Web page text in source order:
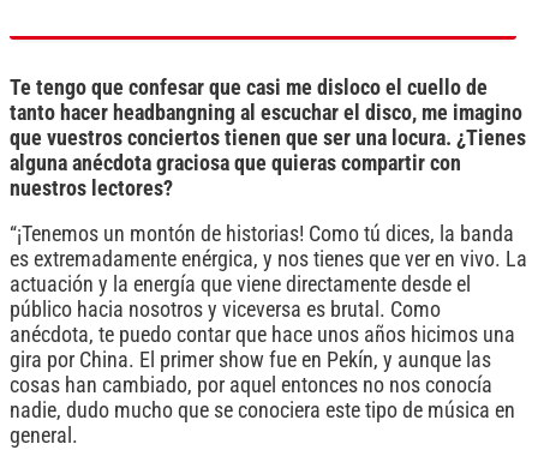
Te tengo que confesar que casi me disloco el cuello de
tanto hacer headbangning al escuchar el disco, me imagino
que vuestros conciertos tienen que ser una locura. ¿Tienes
alguna anécdota graciosa que quieras compartir con
nuestros lectores?
“¡Tenemos un montón de historias! Como tú dices, la banda
es extremadamente enérgica, y nos tienes que ver en vivo. La
actuación y la energía que viene directamente desde el
público hacia nosotros y viceversa es brutal. Como
anécdota, te puedo contar que hace unos años hicimos una
gira por China. El primer show fue en Pekín, y aunque las
cosas han cambiado, por aquel entonces no nos conocía
nadie, dudo mucho que se conociera este tipo de música en
general.